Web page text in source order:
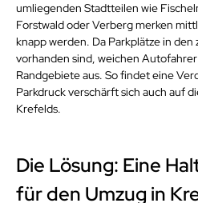
umliegenden Stadtteilen wie
Forstwald oder Verberg merken
knapp werden. Da Parkplätze in
vorhanden sind, weichen
Randgebiete aus. So findet eine
Parkdruck verschärft sich auch auf
Krefelds.
Die Lösung: Eine
für den Umzug in